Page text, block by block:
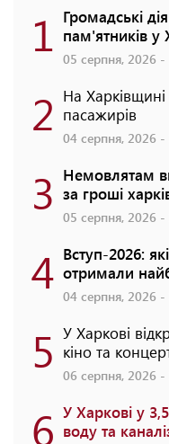
1 Громадські
пам'ятників у
05 серпня, 2026 -
2 На
пасажирів
04 серпня, 2026 -
3 Немовлятам
за гроші
05 серпня, 2026 -
4 Вступ-2026:
отримали
04 серпня, 2026 -
5 У Харкові
кіно та
06 серпня, 2026 -
6 У Харкові у
воду та